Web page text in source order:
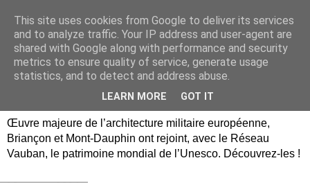
Briançon, Mont-Dauphin,
Vauban Unesco Hautes-
Œuvre majeure de l’architecture militaire européenne,
Briançon et Mont-Dauphin ont rejoint, avec le Réseau
Vauban, le patrimoine mondial de l’Unesco. Découvrez-les !
This site uses cookies from Google to deliver its services
and to analyze traffic. Your IP address and user-agent are
shared with Google along with performance and security
metrics to ensure quality of service, generate usage
statistics, and to detect and address abuse.
LEARN MORE GOT IT